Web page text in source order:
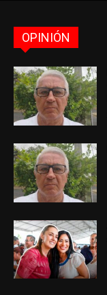
OPINIÓN